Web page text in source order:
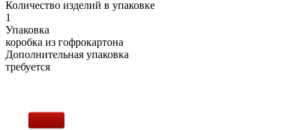
Количество изделий в упаковке
1
Упаковка
коробка из гофрокартона
Дополнительная упаковка
требуется